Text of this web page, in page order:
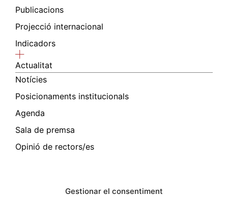
Gestionar el consentiment
Publicacions
Projecció internacional
Indicadors
Actualitat
Notícies
Posicionaments institucionals
Agenda
Sala de premsa
Opinió de rectors/es